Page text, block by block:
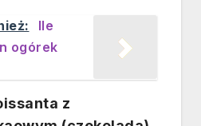
Ile
ogórek
z